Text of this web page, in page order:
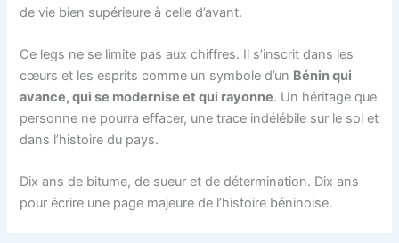
de vie bien supérieure à celle d’avant.
Ce legs ne se limite pas aux chiffres. Il s’inscrit dans les
cœurs et les esprits comme un symbole d’un Bénin qui
avance, qui se modernise et qui rayonne. Un héritage que
personne ne pourra effacer, une trace indélébile sur le sol et
dans l’histoire du pays.
Dix ans de bitume, de sueur et de détermination. Dix ans
pour écrire une page majeure de l’histoire béninoise.